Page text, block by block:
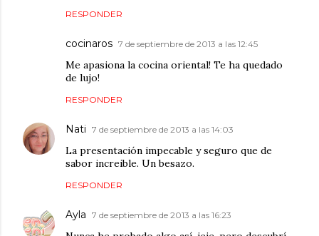
RESPONDER
cocinaros 7 de septiembre de 2013 a las 12:45
Me apasiona la cocina oriental! Te ha quedado
de lujo!
RESPONDER
Nati 7 de septiembre de 2013 a las 14:03
La presentación impecable y seguro que de
sabor increible. Un besazo.
RESPONDER
Ayla 7 de septiembre de 2013 a las 16:23